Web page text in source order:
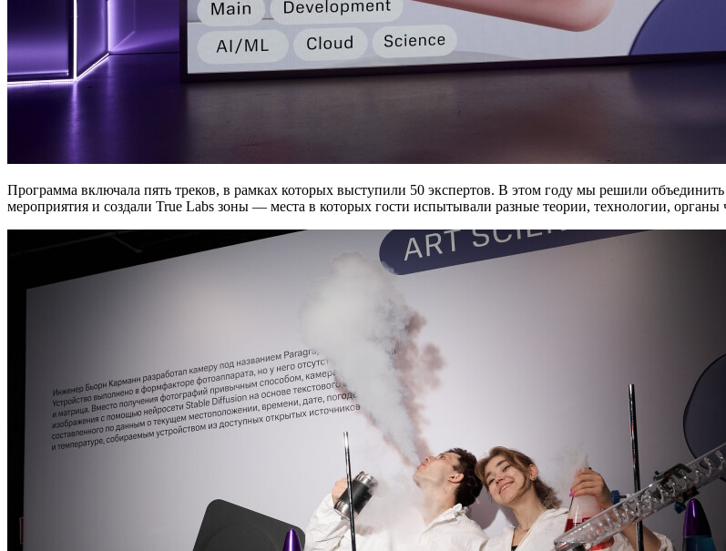
Программа включала пять треков, в рамках которых выступили 50 экспертов. В этом году мы решили
мероприятия и создали True Labs зоны — места в которых гости испытывали разные теории, технологии, органы